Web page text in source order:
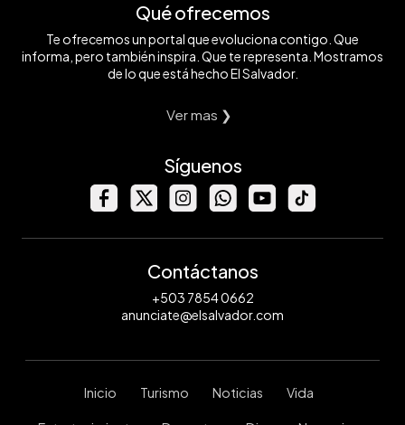
Qué ofrecemos
Te ofrecemos un portal que evoluciona contigo. Que
informa, pero también inspira. Que te representa. Mostramos
de lo que está hecho El Salvador.
Ver mas ❯
Síguenos
Contáctanos
+503 7854 0662
anunciate@elsalvador.com
Inicio Turismo Noticias Vida